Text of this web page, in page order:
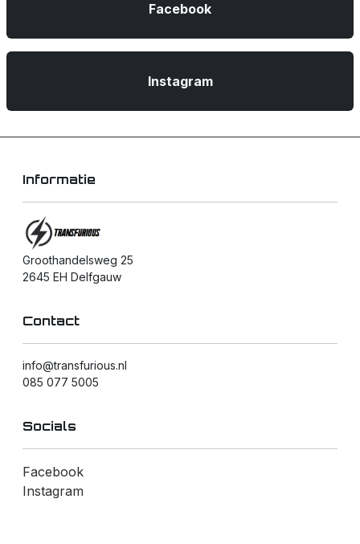
Facebook
Instagram
Informatie
Groothandelsweg 25
2645 EH Delfgauw
Contact
info@transfurious.nl
085 077 5005
Socials
Facebook
Instagram